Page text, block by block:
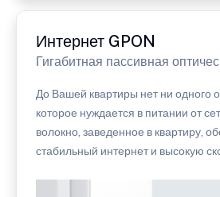
Интернет GPON
Гигабитная пассивная
До Вашей квартиры нет ни одного
которое нуждается в питании от
волокно, заведенное в квартиру,
стабильный интернет и высокую